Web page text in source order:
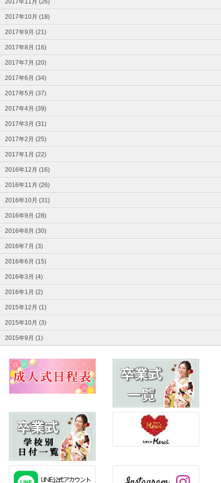
2017年10月 (18)
2017年9月 (21)
2017年8月 (16)
2017年7月 (20)
2017年6月 (34)
2017年5月 (37)
2017年4月 (39)
2017年3月 (31)
2017年2月 (25)
2017年1月 (22)
2016年12月 (16)
2016年11月 (26)
2016年10月 (31)
2016年9月 (28)
2016年8月 (30)
2016年7月 (3)
2016年6月 (15)
2016年3月 (4)
2016年1月 (2)
2015年12月 (1)
2015年10月 (3)
2015年9月 (1)